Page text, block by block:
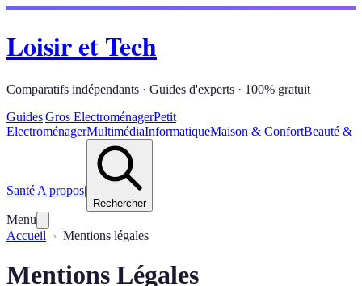
Loisir et Tech
Comparatifs indépendants · Guides d'experts · 100% gratuit
Guides|Gros ElectroménagerPetit
ElectroménagerMultimédiaInformatiqueMaison & ConfortBeauté &
Santé|A propos|
Rechercher
Menu
Accueil
Mentions légales
Mentions Légales